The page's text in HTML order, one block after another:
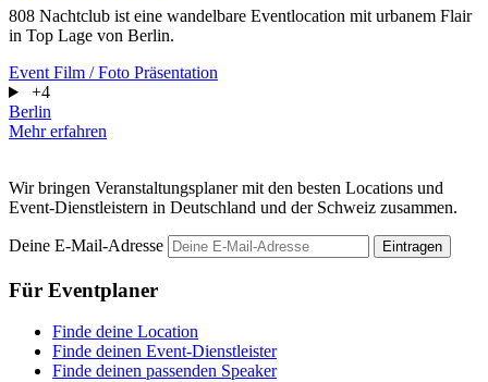
808 Nachtclub ist eine wandelbare Eventlocation mit urbanem Flair
in Top Lage von Berlin.
Event Film / Foto Präsentation
+4
Berlin
Mehr erfahren
Wir bringen Veranstaltungsplaner mit den besten Locations und
Event-Dienstleistern in Deutschland und der Schweiz zusammen.
Deine E-Mail-Adresse Eintragen
Für Eventplaner
Finde deine Location
Finde deinen Event-Dienstleister
Finde deinen passenden Speaker